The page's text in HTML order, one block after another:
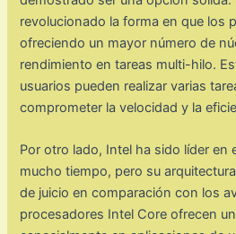
revolucionado la forma en que los
ofreciendo un mayor número de
rendimiento en tareas multi-hilo.
usuarios pueden realizar varias
comprometer la velocidad y la
Por otro lado, Intel ha sido líder en
mucho tiempo, pero su
de juicio en comparación con los
procesadores Intel Core ofrecen